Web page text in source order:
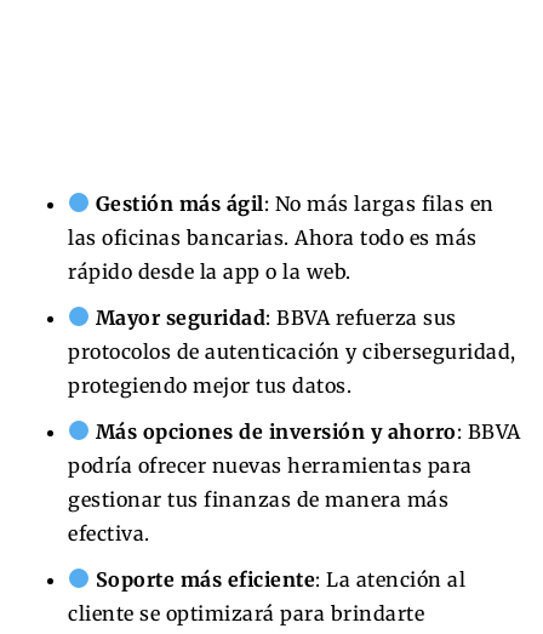
Gestión más ágil: No más largas filas en
las oficinas bancarias. Ahora todo es más
rápido desde la app o la web.
Mayor seguridad: BBVA refuerza sus
protocolos de autenticación y ciberseguridad,
protegiendo mejor tus datos.
Más opciones de inversión y ahorro: BBVA
podría ofrecer nuevas herramientas para
gestionar tus finanzas de manera más
efectiva.
Soporte más eficiente: La atención al
cliente se optimizará para brindarte